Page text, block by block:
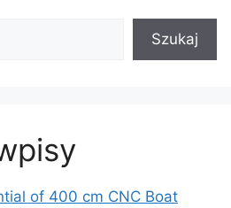
Szukaj
of 400 cm CNC Boat